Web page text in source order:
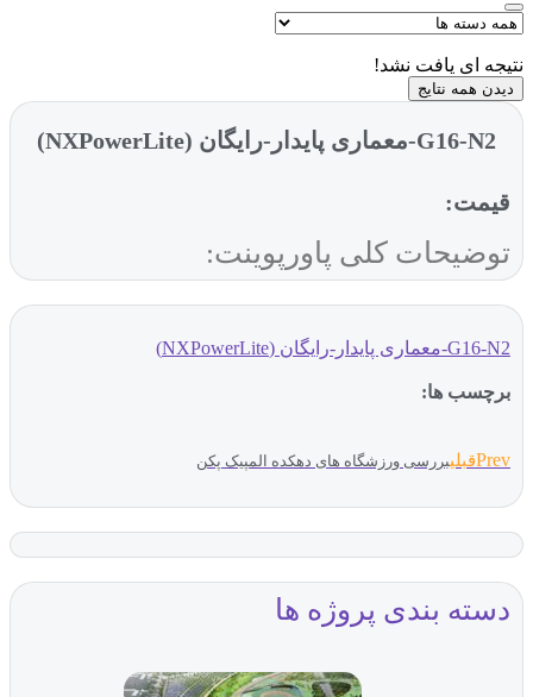
نتیجه ای یافت نشد!
دیدن همه نتایج
G16-N2-معماری پایدار-رایگان (NXPowerLite)
قیمت:
توضیحات کلی پاورپوینت:
G16-N2-معماری پایدار-رایگان (NXPowerLite)
برچسب ها:
Prevقبلیبررسی ورزشگاه های دهکده المپیک پکن
دسته بندی پروژه ها